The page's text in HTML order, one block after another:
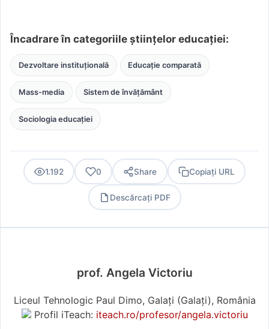
Încadrare în categoriile științelor educației:
Dezvoltare instituțională Educație comparată
Mass-media Sistem de învățământ
Sociologia educației
1.192 0 Share Copiați URL
Descărcați PDF
prof. Angela Victoriu
Liceul Tehnologic Paul Dimo, Galați (Galaţi), România
Profil iTeach: iteach.ro/profesor/angela.victoriu